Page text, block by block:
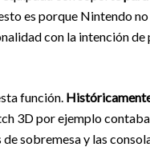
es porque Nintendo
con la intención de
función.
3D por ejemplo
sobremesa y las